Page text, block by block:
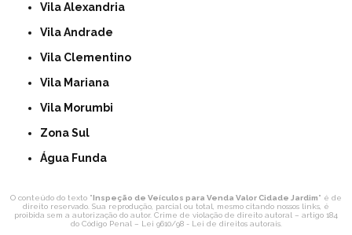
Vila Alexandria
Vila Andrade
Vila Clementino
Vila Mariana
Vila Morumbi
Zona Sul
Água Funda
O conteúdo do texto "Inspeção de Veículos para Venda Valor Cidade Jardim" é de
direito reservado. Sua reprodução, parcial ou total, mesmo citando nossos links, é
proibida sem a autorização do autor. Crime de violação de direito autoral – artigo 184
do Código Penal – Lei 9610/98 - Lei de direitos autorais.